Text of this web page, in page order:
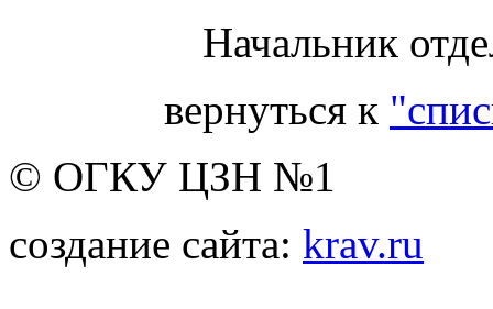
Начальник
вернуться к
© ОГКУ ЦЗН №1
создание сайта: krav.ru